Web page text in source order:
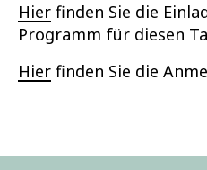
Hierfinden Sie die
Programm für diesen
Hierfinden Sie die